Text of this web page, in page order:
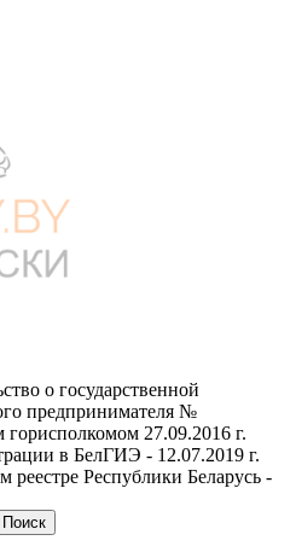
о государственной
предпринимателя №
27.09.2016 г.
в БелГИЭ - 12.07.2019 г.
реестре Республики Беларусь -
Поиск